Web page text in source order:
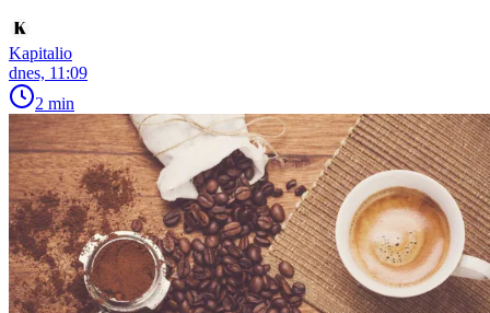
Kapitalio
dnes, 11:09
2 min